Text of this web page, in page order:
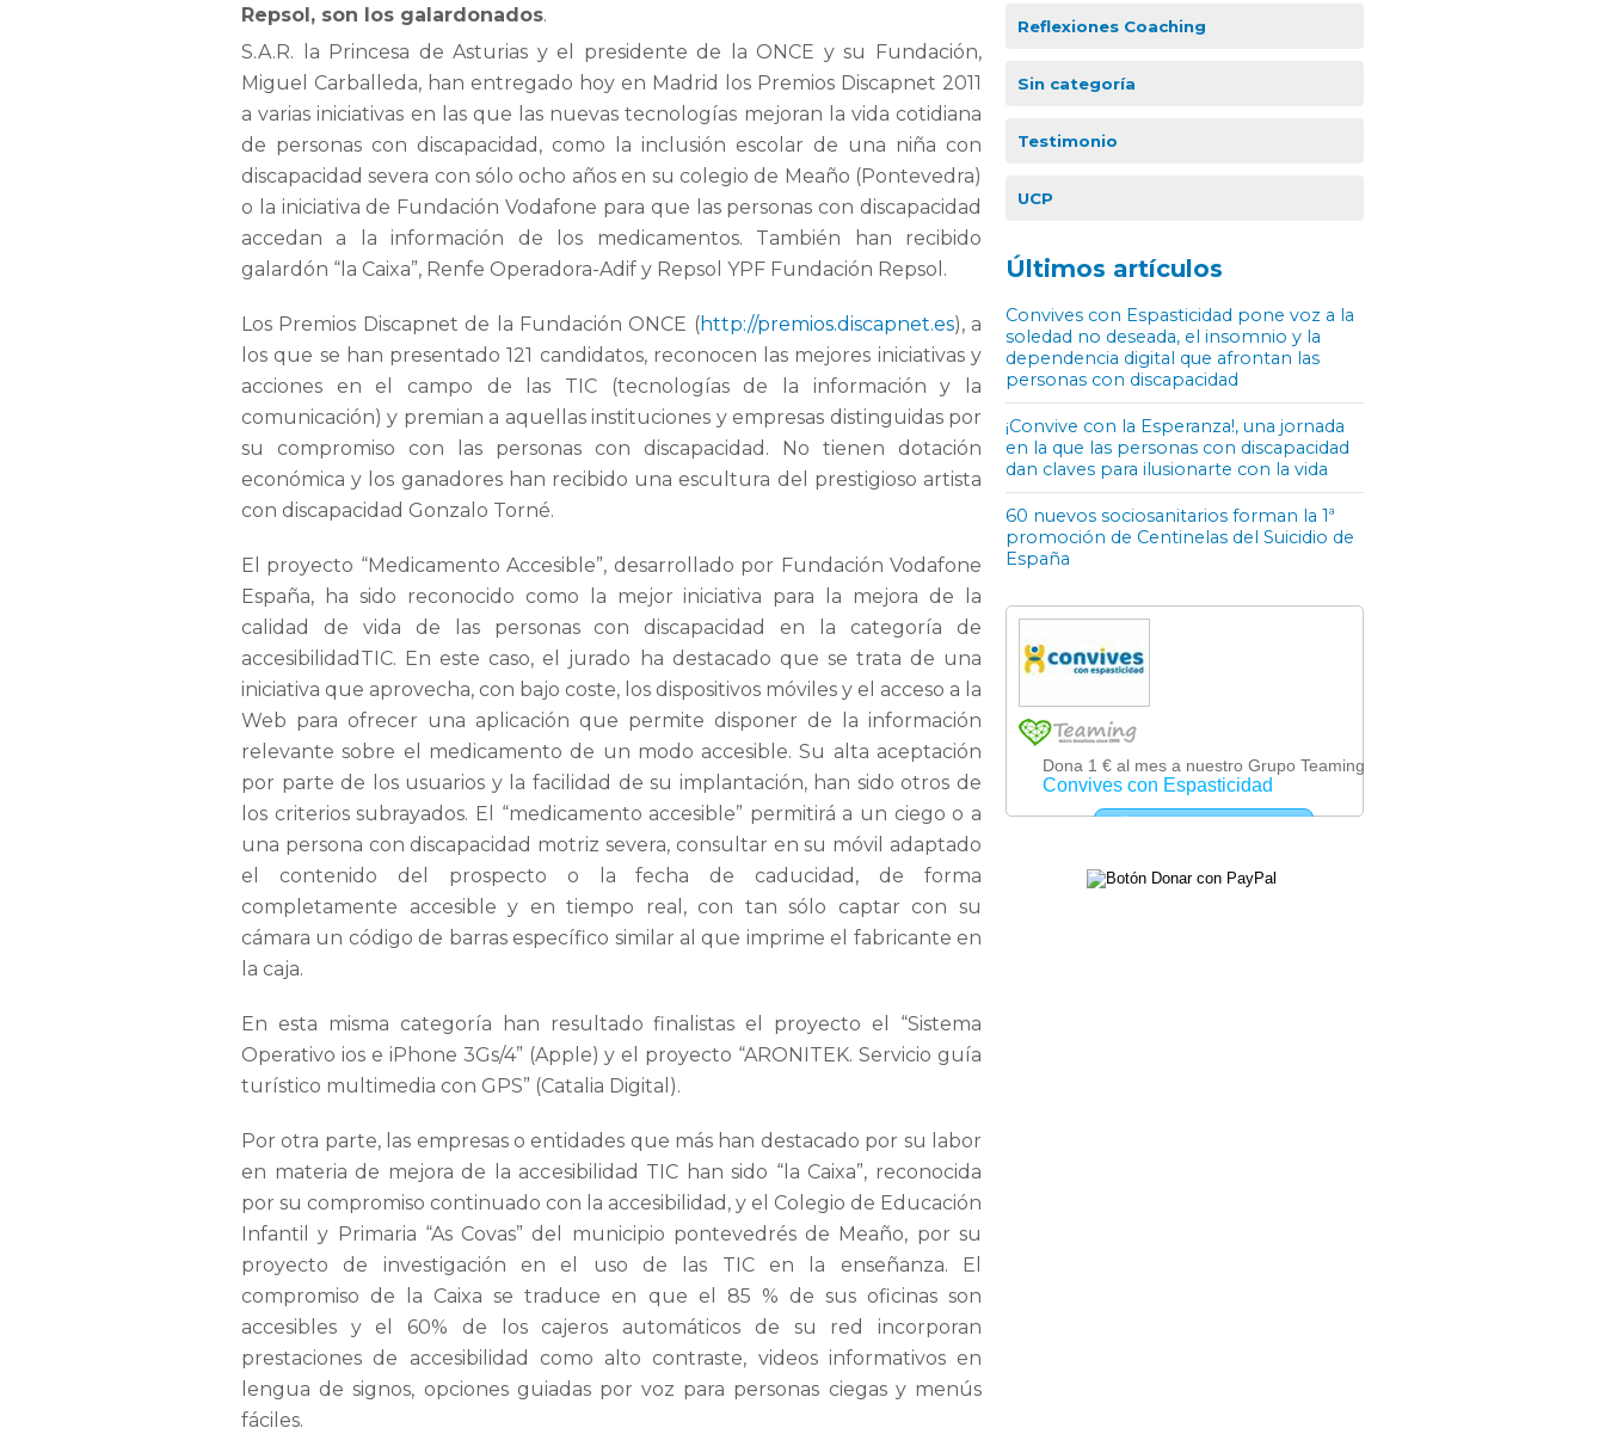
Repsol, son los galardonados.
S.A.R. la Princesa de Asturias y el presidente de la ONCE y su Fundación,
Miguel Carballeda, han entregado hoy en Madrid los Premios Discapnet 2011
a varias iniciativas en las que las nuevas tecnologías mejoran la vida cotidiana
de personas con discapacidad, como la inclusión escolar de una niña con
discapacidad severa con sólo ocho años en su colegio de Meaño (Pontevedra)
o la iniciativa de Fundación Vodafone para que las personas con discapacidad
accedan a la información de los medicamentos. También han recibido
galardón “la Caixa”, Renfe Operadora-Adif y Repsol YPF Fundación Repsol.
Los Premios Discapnet de la Fundación ONCE ( http://premios.discapnet.es), a
los que se han presentado 121 candidatos, reconocen las mejores iniciativas y
acciones en el campo de las TIC (tecnologías de la información y la
comunicación) y premian a aquellas instituciones y empresas distinguidas por
su compromiso con las personas con discapacidad. No tienen dotación
económica y los ganadores han recibido una escultura del prestigioso artista
con discapacidad Gonzalo Torné.
El proyecto “Medicamento Accesible”, desarrollado por Fundación Vodafone
España, ha sido reconocido como la mejor iniciativa para la mejora de la
calidad de vida de las personas con discapacidad en la categoría de
accesibilidadTIC. En este caso, el jurado ha destacado que se trata de una
iniciativa que aprovecha, con bajo coste, los dispositivos móviles y el acceso a la
Web para ofrecer una aplicación que permite disponer de la información
relevante sobre el medicamento de un modo accesible. Su alta aceptación
por parte de los usuarios y la facilidad de su implantación, han sido otros de
los criterios subrayados. El “medicamento accesible” permitirá a un ciego o a
una persona con discapacidad motriz severa, consultar en su móvil adaptado
el contenido del prospecto o la fecha de caducidad, de forma
completamente accesible y en tiempo real, con tan sólo captar con su
cámara un código de barras específico similar al que imprime el fabricante en
la caja.
En esta misma categoría han resultado finalistas el proyecto el “Sistema
Operativo ios e iPhone 3Gs/4” (Apple) y el proyecto “ARONITEK. Servicio guía
turístico multimedia con GPS” (Catalia Digital).
Por otra parte, las empresas o entidades que más han destacado por su labor
en materia de mejora de la accesibilidad TIC han sido “la Caixa”, reconocida
por su compromiso continuado con la accesibilidad, y el Colegio de Educación
Infantil y Primaria “As Covas” del municipio pontevedrés de Meaño, por su
proyecto de investigación en el uso de las TIC en la enseñanza. El
compromiso de la Caixa se traduce en que el 85 % de sus oficinas son
accesibles y el 60% de los cajeros automáticos de su red incorporan
prestaciones de accesibilidad como alto contraste, videos informativos en
lengua de signos, opciones guiadas por voz para personas ciegas y menús
fáciles.
Reflexiones Coaching
Sin categoría
Testimonio
UCP
Últimos artículos
Convives con Espasticidad pone voz a la
soledad no deseada, el insomnio y la
dependencia digital que afrontan las
personas con discapacidad
¡Convive con la Esperanza!, una jornada
en la que las personas con discapacidad
dan claves para ilusionarte con la vida
60 nuevos sociosanitarios forman la 1ª
promoción de Centinelas del Suicidio de
España